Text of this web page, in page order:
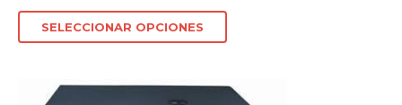
SELECCIONAR OPCIONES